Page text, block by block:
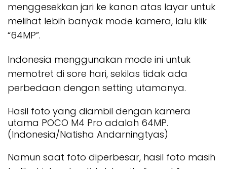
menggesekkan jari ke kanan atas layar untuk
melihat lebih banyak mode kamera, lalu klik
“64MP”.
Indonesia menggunakan mode ini untuk
memotret di sore hari, sekilas tidak ada
perbedaan dengan setting utamanya.
Hasil foto yang diambil dengan kamera
utama POCO M4 Pro adalah 64MP.
(Indonesia/Natisha Andarningtyas)
Namun saat foto diperbesar, hasil foto masih